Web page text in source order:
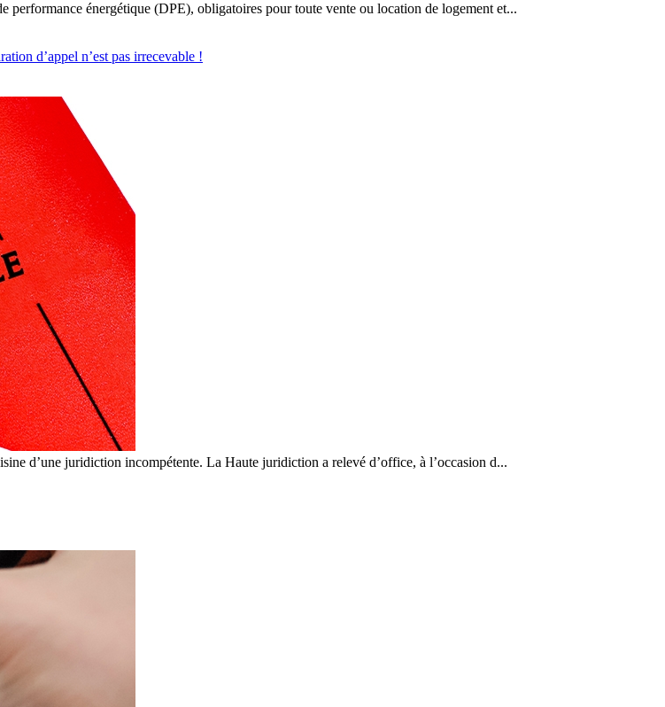
performance énergétique (DPE), obligatoires pour toute vente ou location de logement et...
d’appel n’est pas irrecevable !
d’une juridiction incompétente. La Haute juridiction a relevé d’office, à l’occasion d...